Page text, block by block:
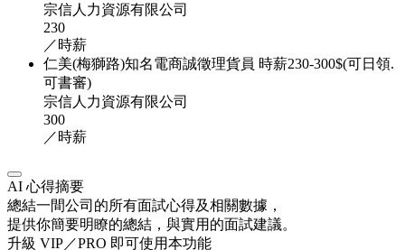
宗信人力資源有限公司
230
／時薪
仁美(梅獅路)知名電商誠徵理貨員 時薪230-300$(可日領.
可書審)
宗信人力資源有限公司
300
／時薪
AI 心得摘要
總結一間公司的所有面試心得及相關數據，
提供你簡要明瞭的總結，與實用的面試建議。
升級 VIP／PRO 即可使用本功能